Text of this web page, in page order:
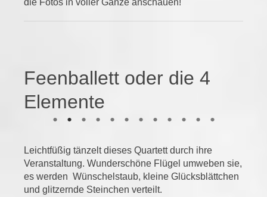
Feenballett oder die 4
Elemente
Leichtfüßig tänzelt dieses Quartett durch ihre
Veranstaltung. Wunderschöne Flügel umweben sie,
es werden Wünschelstaub, kleine Glücksblättchen
und glitzernde Steinchen verteilt.